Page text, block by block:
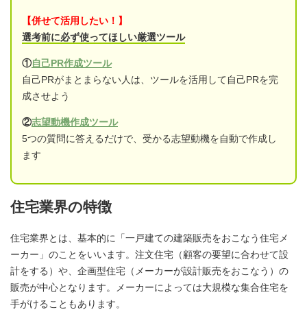
【併せて活用したい！】
選考前に必ず使ってほしい厳選ツール
①自己PR作成ツール
自己PRがまとまらない人は、ツールを活用して自己PRを完
成させよう
②志望動機作成ツール
5つの質問に答えるだけで、受かる志望動機を自動で作成し
ます
住宅業界の特徴
住宅業界とは、基本的に「一戸建ての建築販売をおこなう住宅メ
ーカー」のことをいいます。注文住宅（顧客の要望に合わせて設
計をする）や、企画型住宅（メーカーが設計販売をおこなう）の
販売が中心となります。メーカーによっては大規模な集合住宅を
手がけることもあります。